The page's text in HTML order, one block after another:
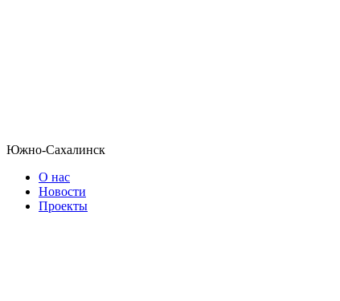
Южно-Сахалинск
О нас
Новости
Проекты